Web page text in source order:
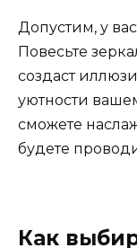
Допустим, у
Повесьте
создаст
уютности
сможете
будете
Как